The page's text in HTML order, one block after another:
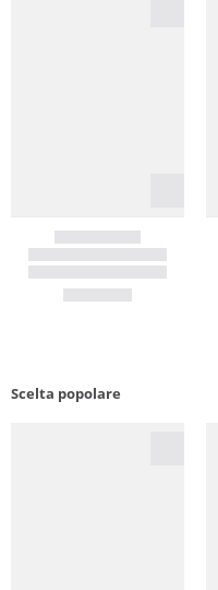
Scelta popolare